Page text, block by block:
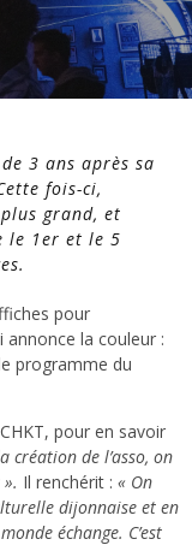
3 ans après sa
fois-ci,
plus grand, et
le 1er et le 5
pour
la couleur :
programme du
pour en savoir
création de l’asso, on
Il renchérit : « On
dijonnaise et en
échange. C’est